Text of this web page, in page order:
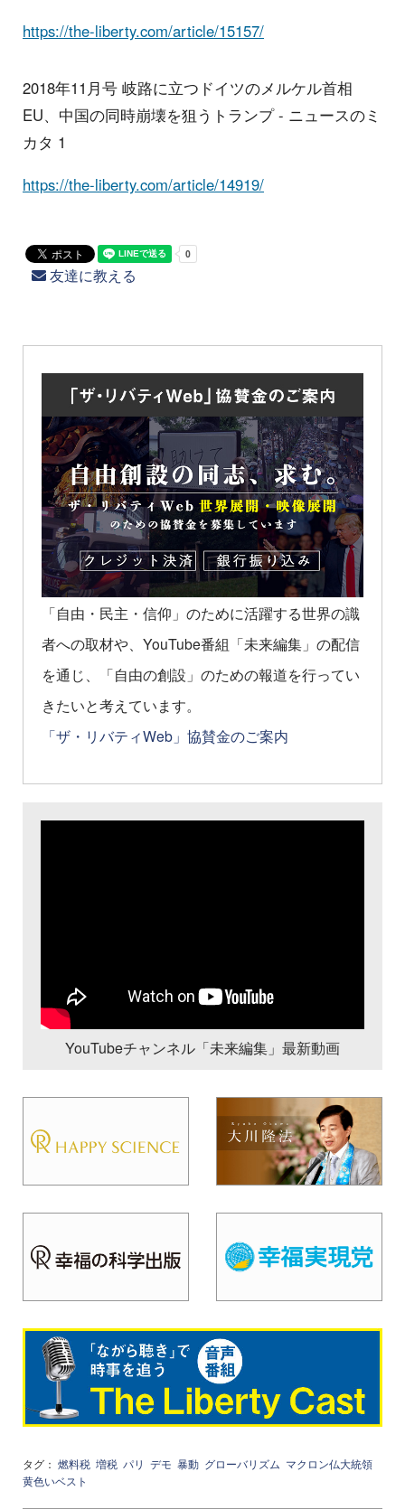
https://the-liberty.com/article/15157/
2018年11月号 岐路に立つドイツのメルケル首相
EU、中国の同時崩壊を狙うトランプ - ニュースのミ
カタ 1
https://the-liberty.com/article/14919/
友達に教える
「自由・民主・信仰」のために活躍する世界の識
者への取材や、YouTube番組「未来編集」の配信
を通じ、「自由の創設」のための報道を行ってい
きたいと考えています。
「ザ・リバティWeb」協賛金のご案内
YouTubeチャンネル「未来編集」最新動画
タグ： 燃料税 増税 パリ デモ 暴動 グローバリズム マクロン仏大統領
黄色いベスト